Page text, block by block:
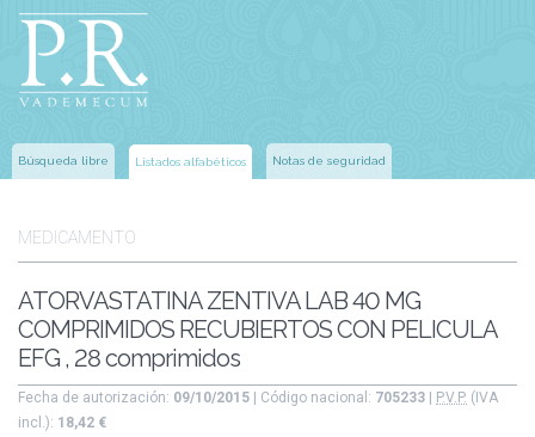
Búsqueda libre Listados alfabéticos Notas de seguridad
MEDICAMENTO
ATORVASTATINA ZENTIVA LAB 40 MG
COMPRIMIDOS RECUBIERTOS CON PELICULA
EFG , 28 comprimidos
Fecha de autorización: 09/10/2015 | Código nacional: 705233 P.V.P. (IVA
incl.): 18,42 €